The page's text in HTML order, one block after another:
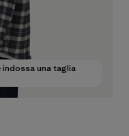
indossa una taglia